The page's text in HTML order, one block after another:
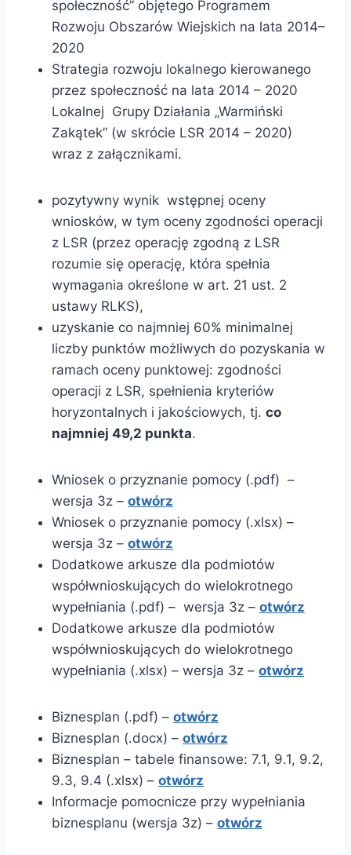
społeczność” objętego Programem
Rozwoju Obszarów Wiejskich na lata 2014–
2020
Strategia rozwoju lokalnego kierowanego
przez społeczność na lata 2014 – 2020
Lokalnej Grupy Działania „Warmiński
Zakątek” (w skrócie LSR 2014 – 2020)
wraz z załącznikami.
pozytywny wynik wstępnej oceny
wniosków, w tym oceny zgodności operacji
z LSR (przez operację zgodną z LSR
rozumie się operację, która spełnia
wymagania określone w art. 21 ust. 2
ustawy RLKS),
uzyskanie co najmniej 60% minimalnej
liczby punktów możliwych do pozyskania w
ramach oceny punktowej: zgodności
operacji z LSR, spełnienia kryteriów
horyzontalnych i jakościowych, tj. co
najmniej 49,2 punkta.
Wniosek o przyznanie pomocy (.pdf) –
wersja 3z – otwórz
Wniosek o przyznanie pomocy (.xlsx) –
wersja 3z – otwórz
Dodatkowe arkusze dla podmiotów
współwnioskujących do wielokrotnego
wypełniania (.pdf) – wersja 3z – otwórz
Dodatkowe arkusze dla podmiotów
współwnioskujących do wielokrotnego
wypełniania (.xlsx) – wersja 3z – otwórz
Biznesplan (.pdf) – otwórz
Biznesplan (.docx) – otwórz
Biznesplan – tabele finansowe: 7.1, 9.1, 9.2,
9.3, 9.4 (.xlsx) – otwórz
Informacje pomocnicze przy wypełniania
biznesplanu (wersja 3z) – otwórz